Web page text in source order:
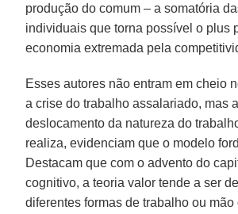
produção do comum – a somatória
individuais que torna possível o plus
economia extremada pela
Esses autores não entram em cheio
a crise do trabalho assalariado, mas
deslocamento da natureza do
realiza, evidenciam que o modelo
Destacam que com o advento do
cognitivo, a teoria valor tende a ser
diferentes formas de trabalho ou mão